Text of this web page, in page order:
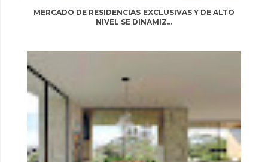
MERCADO DE RESIDENCIAS EXCLUSIVAS Y DE ALTO
NIVEL SE DINAMIZ...